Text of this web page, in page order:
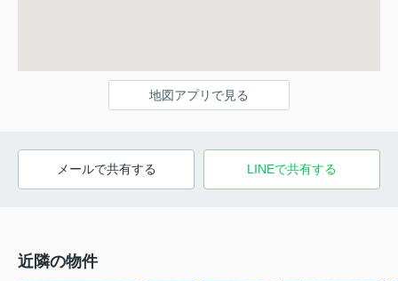
地図アプリで見る
メールで共有する LINEで共有する
近隣の物件